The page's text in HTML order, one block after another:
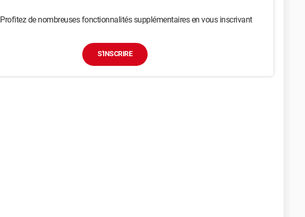
Profitez de nombreuses fonctionnalités supplémentaires en vous inscrivant
S'INSCRIRE